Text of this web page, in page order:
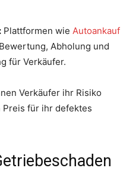
Plattformen wie Autoankauf
Abholung und
für Verkäufer.
Verkäufer ihr Risiko
für ihr defektes